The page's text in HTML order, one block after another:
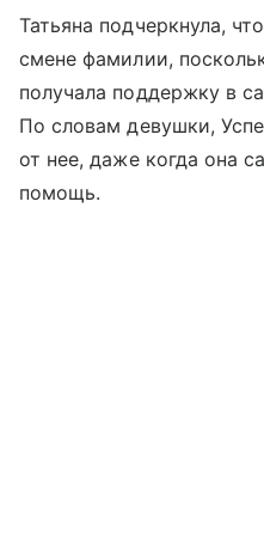
Татьяна подчеркнула,
смене фамилии,
получала поддержку в
По словам девушки,
от нее, даже когда она
помощь.